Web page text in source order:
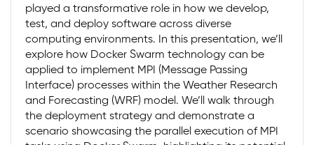
played a transformative role in how we develop,
test, and deploy software across diverse
computing environments. In this presentation, we’ll
explore how Docker Swarm technology can be
applied to implement MPI (Message Passing
Interface) processes within the Weather Research
and Forecasting (WRF) model. We’ll walk through
the deployment strategy and demonstrate a
scenario showcasing the parallel execution of MPI